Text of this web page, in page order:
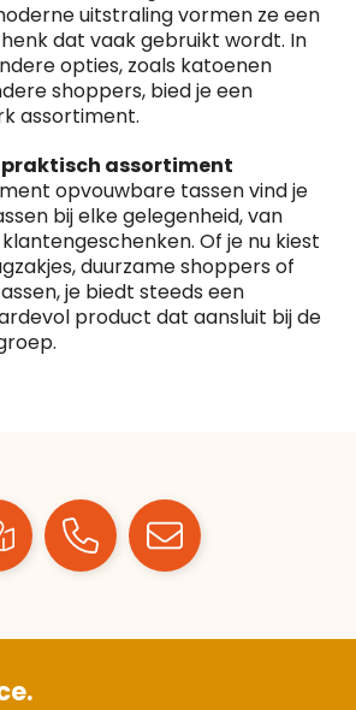
uitstraling vormen ze een
dat vaak gebruikt wordt. In
opties, zoals katoenen
shoppers, bied je een
assortiment.
praktisch assortiment
opvouwbare tassen vind je
bij elke gelegenheid, van
Of je nu kiest
duurzame shoppers of
je biedt steeds een
product dat aansluit bij de